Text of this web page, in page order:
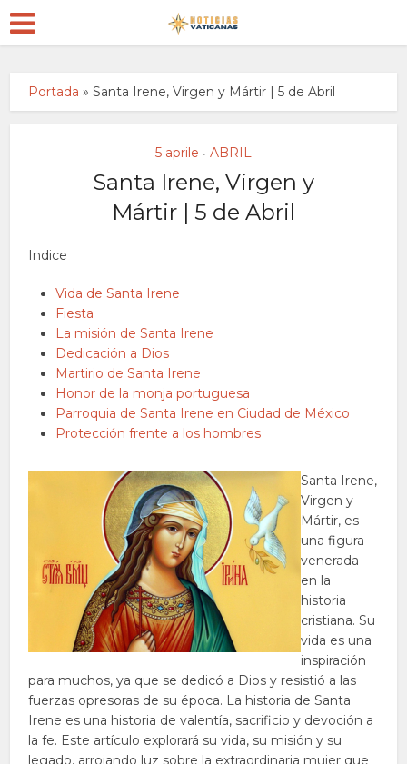
Portada »Santa Irene, Virgen y Mártir | 5 de Abril
5 aprile • ABRIL
Santa Irene, Virgen y
Mártir | 5 de Abril
Indice
Vida de Santa Irene
Fiesta
La misión de Santa Irene
Dedicación a Dios
Martirio de Santa Irene
Honor de la monja portuguesa
Parroquia de Santa Irene en Ciudad de México
Protección frente a los hombres
Santa Irene,
Virgen y
Mártir, es
una figura
venerada
en la
historia
cristiana. Su
vida es una
inspiración
para muchos, ya que se dedicó a Dios y resistió a las
fuerzas opresoras de su época. La historia de Santa
Irene es una historia de valentía, sacrificio y devoción a
la fe. Este artículo explorará su vida, su misión y su
legado, arrojando luz sobre la extraordinaria mujer que